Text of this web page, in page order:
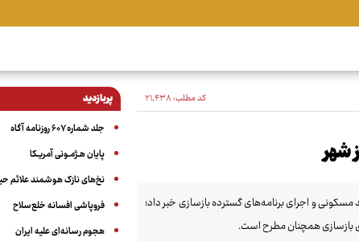
کد مطلب:۲۱٬۴۳۸
شهر
و اجرای برنامه‌های گسترده بازسازی خبر داد؛
بازسازی همچنان مطرح است.
پربازدید
جلد شماره ۶۰۷ روزنامه آگاه
پایان هـژمـونی آمریـکا
نخ‌های نازک هوشمند علائم
فروپاشی افسانه خلع‌سلاح
هجوم رسانه‌ای علیه ایران